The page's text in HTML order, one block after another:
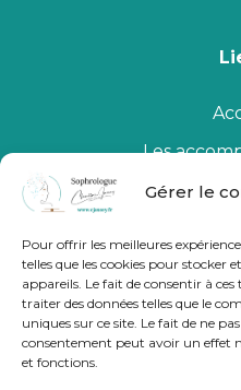
Gérer le
Pour offrir les meilleures
telles que les cookies pour stocker
appareils. Le fait de consentir à
traiter des données telles que le
uniques sur ce site. Le fait de ne
consentement peut avoir un effet
et fonctions.
Les
Qui
Me